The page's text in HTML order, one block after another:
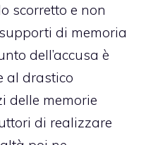
scorretto e non
di memoria
dell’accusa è
al drastico
delle memorie
di realizzare